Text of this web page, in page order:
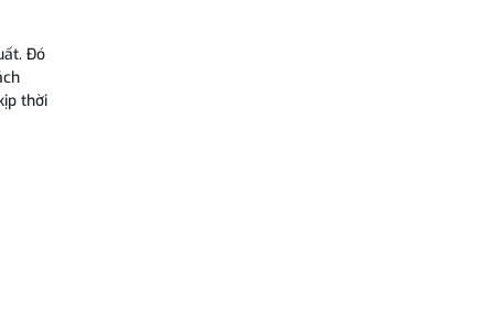
Đó
thời